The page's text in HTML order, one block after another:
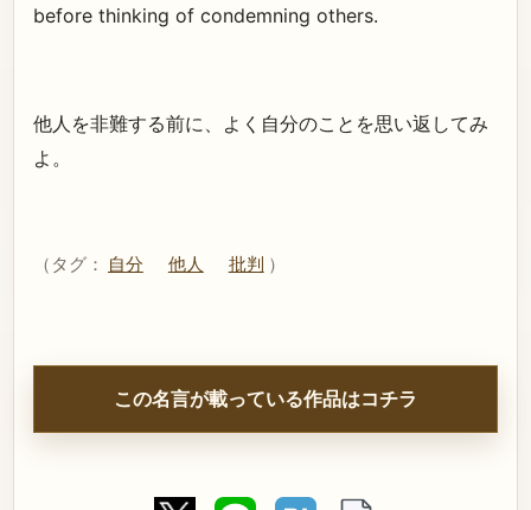
before thinking of condemning others.
他人を非難する前に、よく自分のことを思い返してみ
よ。
（タグ： 自分 他人 批判 ）
この名言が載っている作品はコチラ